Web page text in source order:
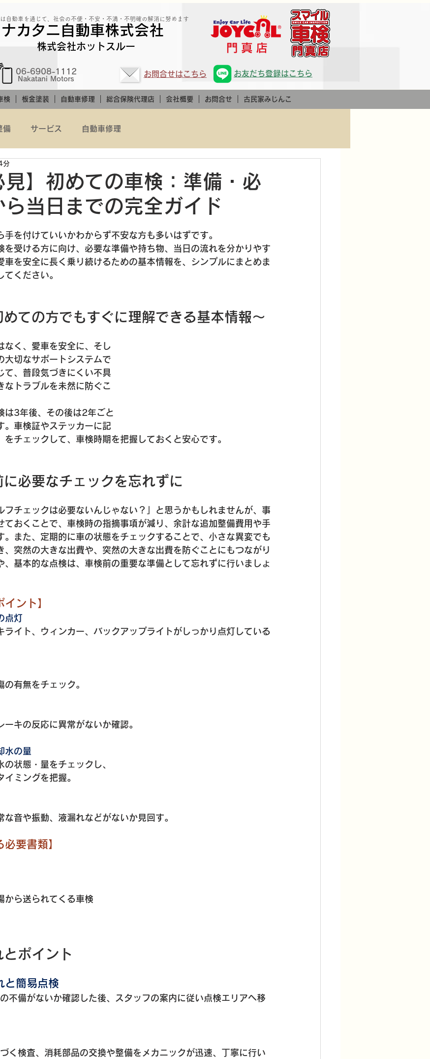
自動車を通じて、社会の不便・不安・不満・不明確の解消に努めます
ナカタニ自動車株式会社
06-6908-1112
Nakatani Motors
お問合せはこちら お友だち登録はこちら
株式会社ホットスルー
検 板金塗装 自動車修理 総合保険代理店 会社概要 お問合せ 古民家みじんこ
備 サービス 自動車修理
見】初めての車検：準備・必
ら当日までの完全ガイド
分
手を付けていいかわからず不安な方も多いはずです。
を受ける方に向け、必要な準備や持ち物、当日の流れを分かりやす
車を安全に長く乗り続けるための基本情報を、シンプルにまとめま
てください。
ての方でもすぐに理解できる基本情報～
なく、愛車を安全に、そし
大切なサポートシステムで
て、普段気づきにくい不具
なトラブルを未然に防ぐこ
は3年後、その後は2年ごと
。車検証やステッカーに記
をチェックして、車検時期を把握しておくと安心です。
必要なチェックを忘れずに
フチェックは必要ないんじゃない？」と思うかもしれませんが、事
ておくことで、車検時の指摘事項が減り、余計な追加整備費用や手
。また、定期的に車の状態をチェックすることで、小さな異変でも
、突然の大きな出費や、突然の大きな出費を防ぐことにもつながり
、基本的な点検は、車検前の重要な準備として忘れずに行いましょ
イント】
点灯
ライト、ウィンカー、バックアップライトがしっかり点灯している
有無をチェック。
キの反応に異常がないか確認。
水の量
状態・量をチェックし、
ミングを把握。
音や振動、液漏れなどがないか見回す。
必要書類】
から送られてくる車検
ポイント
と簡易点検
不備がないか確認した後、スタッフの案内に従い点検エリアへ移
く検査、消耗部品の交換や整備をメカニックが迅速、丁寧に行い